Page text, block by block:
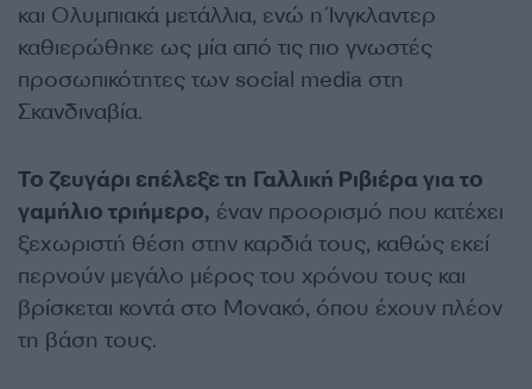
και Ολυμπιακά μετάλλια, ενώ η Ίνγκλαντερ
καθιερώθηκε ως μία από τις πιο γνωστές
προσωπικότητες των social media στη
Σκανδιναβία.
Το ζευγάρι επέλεξε τη Γαλλική Ριβιέρα για το
γαμήλιο τριήμερο, έναν προορισμό που κατέχει
ξεχωριστή θέση στην καρδιά τους, καθώς εκεί
περνούν μεγάλο μέρος του χρόνου τους και
βρίσκεται κοντά στο Μονακό, όπου έχουν πλέον
τη βάση τους.